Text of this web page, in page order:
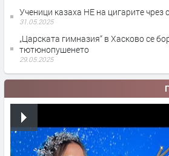
Ученици казаха НЕ на цигарите чрез
31.05.2025
„Царската гимназия“ в Хасково се
тютюнопушенето
29.05.2025